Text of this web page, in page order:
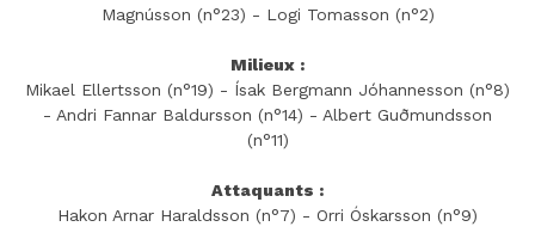
Magnússon (n°23) - Logi Tomasson (n°2)
Milieux :
Mikael Ellertsson (n°19) - Ísak Bergmann Jóhannesson (n°8)
- Andri Fannar Baldursson (n°14) - Albert Guðmundsson
(n°11)
Attaquants :
Hakon Arnar Haraldsson (n°7) - Orri Óskarsson (n°9)